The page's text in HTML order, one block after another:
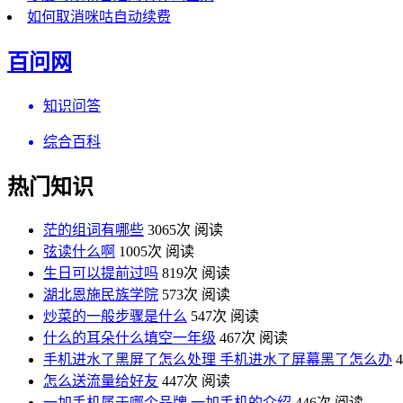
如何取消咪咕自动续费
百问网
知识问答
综合百科
热门知识
茫的组词有哪些 3065次 阅读
弦读什么啊 1005次 阅读
生日可以提前过吗 819次 阅读
湖北恩施民族学院 573次 阅读
炒菜的一般步骤是什么 547次 阅读
什么的耳朵什么填空一年级 467次 阅读
手机进水了黑屏了怎么处理 手机进水了屏幕黑了怎么办
怎么送流量给好友 447次 阅读